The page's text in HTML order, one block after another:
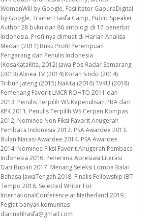
WomenWill by Google, Fasilitator GapuraDigital
by Google, Trainer Hasfa Camp, Public Speaker.
Author 28 buku dan 86 antologi di 17 penerbit
Indonesia. Profilnya dimuat di Harian Analisa
Medan (2011) Buku Profil Perempuan
Pengarang dan Penulis Indonesia
(KosaKataKita, 2012) Jawa Pos-Radar Semarang
(2013) Alinea TV (2014) Koran Sindo (2014)
Tribun Jateng (2015) Nakita (2016) TVKU (2018)
Pemenang Favorit LMCR ROHTO 2011 dan
2013. Penulis Terpilih WS Kepenulisan PBA dan
KPK 2011, Penulis Terpilih WS Cerpen Kompas
2012, Nominee Non Fiksi Favorit Anugerah
Pembaca Indonesia 2012. PSA Awardee 2013.
Bulan Narasi Awardee 2014. PSA Awardee
2014. Nominee Fiksi Favorit Anugerah Pembaca
Indonesia 2016. Penerima Apresiasi Literasi
Dari Bupati 2017. Menang Seleksi Lomba Balai
Bahasa JawaTengah 2018. Finalis Fellowship IBT
Tempo 2018. Selected Writer For
InternationalConference at Netherland 2019.
Pegiat banyak komunitas
diannafihasfa@gmail.com